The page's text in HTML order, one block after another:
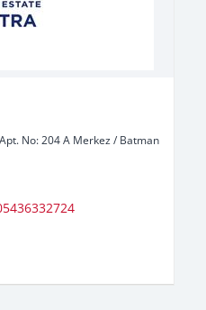
No: 204 A Merkez / Batman